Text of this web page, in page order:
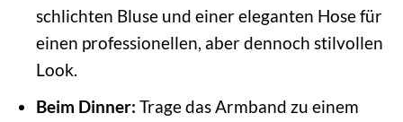
schlichten Bluse und einer eleganten Hose für
einen professionellen, aber dennoch stilvollen
Look.
Beim Dinner: Trage das Armband zu einem